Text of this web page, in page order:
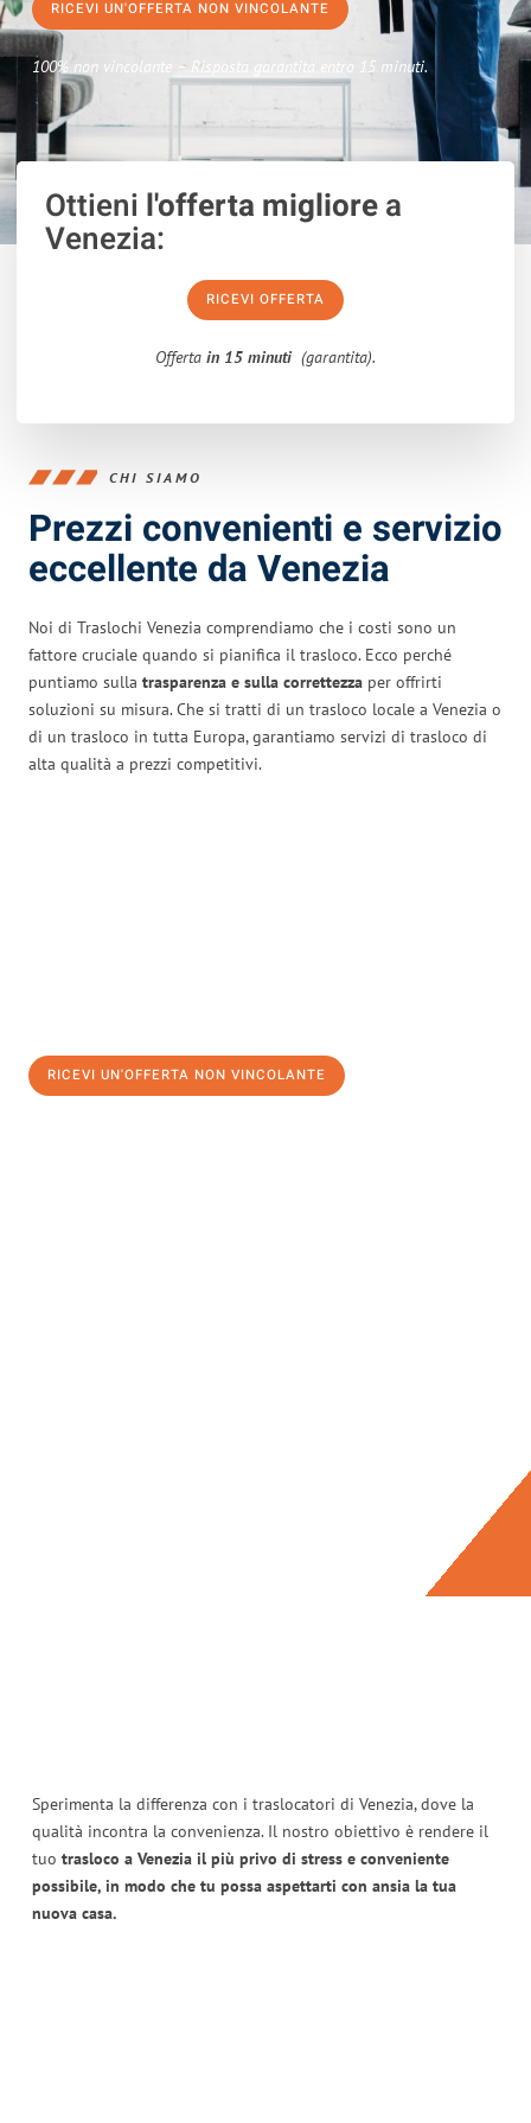
RICEVI UN'OFFERTA NON VINCOLANTE
100% non vincolante – Risposta garantita entro 15 minuti.
Ottieni l'offerta migliorea
Venezia:
RICEVI OFFERTA
Offerta in 15 minuti (garantita).
CHI SIAMO
Prezzi convenienti e servizio
eccellente da Venezia
Noi di Traslochi Venezia comprendiamo che i costi sono un
fattore cruciale quando si pianifica il trasloco. Ecco perché
puntiamo sulla trasparenza e sulla correttezza per offrirti
soluzioni su misura. Che si tratti di un trasloco locale a Venezia o
di un trasloco in tutta Europa, garantiamo servizi di trasloco di
alta qualità a prezzi competitivi.
RICEVI UN'OFFERTA NON VINCOLANTE
Sperimenta la differenza con i traslocatori di Venezia, dove la
qualità incontra la convenienza. Il nostro obiettivo è rendere il
tuo trasloco a Venezia il più privo di stress e conveniente
possibile, in modo che tu possa aspettarti con ansia la tua
nuova casa.